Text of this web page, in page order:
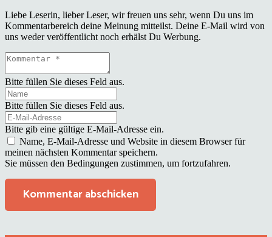
Liebe Leserin, lieber Leser, wir freuen uns sehr, wenn Du uns im
Kommentarbereich deine Meinung mitteilst. Deine E-Mail wird von
uns weder veröffentlicht noch erhälst Du Werbung.
Bitte füllen Sie dieses Feld aus.
Bitte füllen Sie dieses Feld aus.
Bitte gib eine gültige E-Mail-Adresse ein.
Name, E-Mail-Adresse und Website in diesem Browser für
meinen nächsten Kommentar speichern.
Sie müssen den Bedingungen zustimmen, um fortzufahren.
Kommentar abschicken